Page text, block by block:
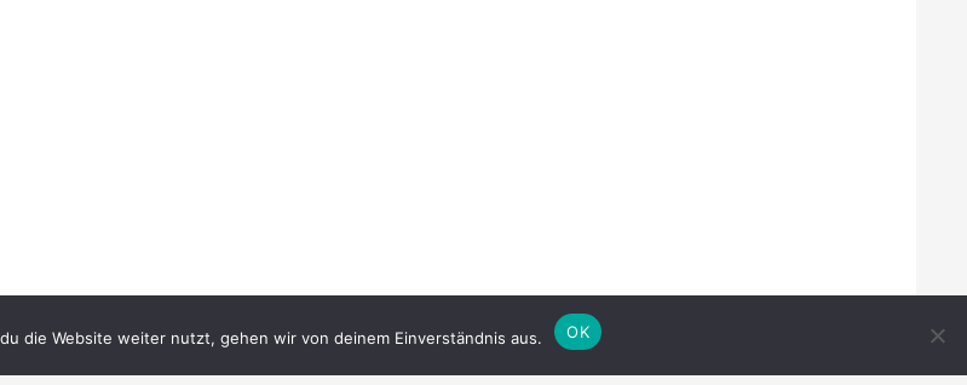
die Website weiter nutzt, gehen wir von deinem Einverständnis aus. OK